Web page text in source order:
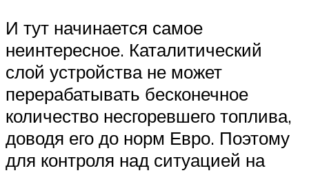
И тут начинается самое
неинтересное. Каталитический
слой устройства не может
перерабатывать бесконечное
количество несгоревшего топлива,
доводя его до норм Евро. Поэтому
для контроля над ситуацией на